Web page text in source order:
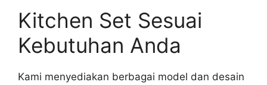
Kitchen Set Sesuai
Kebutuhan Anda
Kami menyediakan berbagai model dan desain